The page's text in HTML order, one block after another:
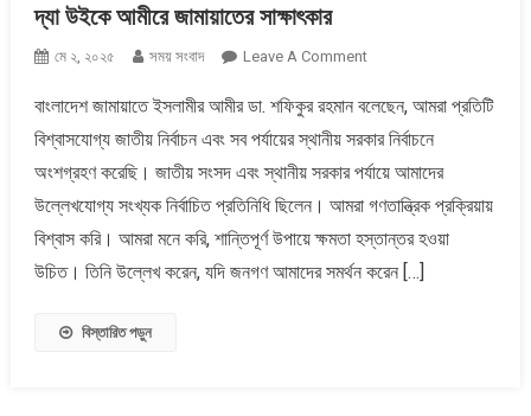
দ্যা উইকে আমীরে জামায়াতের সাক্ষাৎকার
মে ২, ২০২৫ সময় সংবাদ Leave A CommentOn
উইকে
আমীরে
জামায়াতের
বাংলাদেশ জামায়াতে ইসলামীর আমীর ডা. শফিকুর রহমান বলেছেন, আমরা প্রতিটি
বিশ্বাসযোগ্য জাতীয় নির্বাচন এবং সব পর্যায়ের স্থানীয় সরকার নির্বাচনে
অংশগ্রহণ করেছি। জাতীয় সংসদ এবং স্থানীয় সরকার পর্যায়ে আমাদের
উল্লেখযোগ্য সংখ্যক নির্বাচিত প্রতিনিধি ছিলেন। আমরা গণতান্ত্রিক প্রক্রিয়ায়
বিশ্বাস করি। আমরা মনে করি, শান্তিপূর্ণ উপায়ে ক্ষমতা হস্তান্তর হওয়া
উচিত। তিনি উল্লেখ করেন, যদি জনগণ আমাদের সমর্থন করেন […]
বিস্তারিত পড়ুন